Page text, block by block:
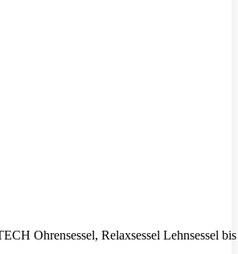
Ohrensessel, Relaxsessel Lehnsessel